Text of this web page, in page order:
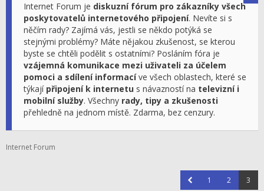
Internet Forum je diskuzní fórum pro zákazníky všech
poskytovatelů internetového připojení. Nevíte si s
něčím rady? Zajímá vás, jestli se někdo potýká se
stejnými problémy? Máte nějakou zkušenost, se kterou
byste se chtěli podělit s ostatními? Posláním fóra je
vzájemná komunikace mezi uživateli za účelem
pomoci a sdílení informacíve všech oblastech, které se
týkají připojení k internetu s návazností na televizní i
mobilní služby. Všechny rady, tipy a zkušenosti
přehledně na jednom místě. Zdarma, bez cenzury.
Internet Forum
1 2 3